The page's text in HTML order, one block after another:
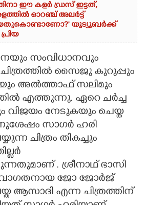
ഈ കളർ ഡ്രസ് ഇട്ടത്,
ഓറഞ്ച് അല‌ർട്ട്
യൂട്യൂബർക്ക്
സംവിധാനവും
ചിത്രത്തിൽ സൈജു കുറുപ്പും
അൽത്താഫ് സലിമും
എത്തുന്നു. ഏറെ ചർച്ച
വിജയം നേടുകയും ചെയ്ത
സാഗർ ഹരി
ചിത്രം തികച്ചും
. ശ്രീനാഥ് ഭാസി
ജോ ജോർജ്
ആസാദി എന്ന ചിത്രത്തിന്